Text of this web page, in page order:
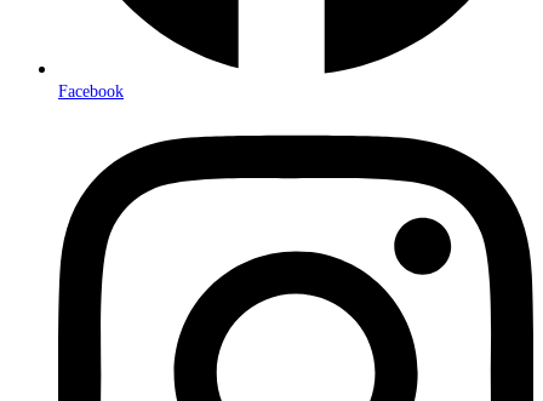
Facebook